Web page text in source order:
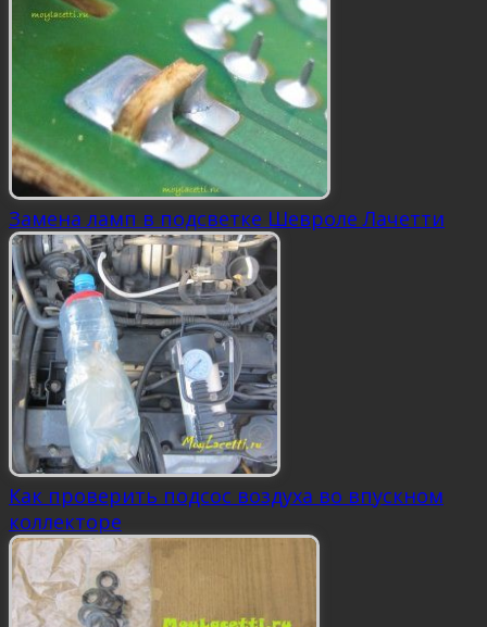
Замена ламп в подсветке Шевроле Лачетти
Как проверить подсос воздуха во впускном
коллекторе